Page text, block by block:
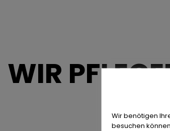
WIR
Wir benötigen
besuchen